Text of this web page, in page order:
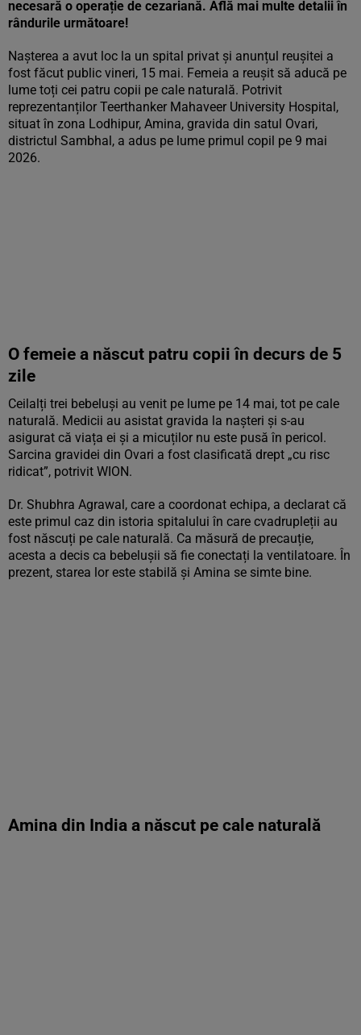
necesară o operație de cezariană. Află mai multe detalii în
rândurile următoare!
Nașterea a avut loc la un spital privat și anunțul reușitei a
fost făcut public vineri, 15 mai. Femeia a reușit să aducă pe
lume toți cei patru copii pe cale naturală. Potrivit
reprezentanților Teerthanker Mahaveer University Hospital,
situat în zona Lodhipur, Amina, gravida din satul Ovari,
districtul Sambhal, a adus pe lume primul copil pe 9 mai
2026.
O femeie a născut patru copii în decurs de 5
zile
Ceilalți trei bebeluși au venit pe lume pe 14 mai, tot pe cale
naturală. Medicii au asistat gravida la nașteri și s-au
asigurat că viața ei și a micuților nu este pusă în pericol.
Sarcina gravidei din Ovari a fost clasificată drept „cu risc
ridicat”, potrivit WION.
Dr. Shubhra Agrawal, care a coordonat echipa, a declarat că
este primul caz din istoria spitalului în care cvadrupleții au
fost născuți pe cale naturală. Ca măsură de precauție,
acesta a decis ca bebelușii să fie conectați la ventilatoare. În
prezent, starea lor este stabilă și Amina se simte bine.
Amina din India a născut pe cale naturală